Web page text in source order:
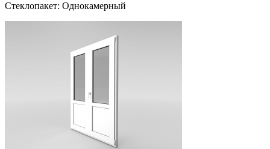
Стеклопакет: Однокамерный